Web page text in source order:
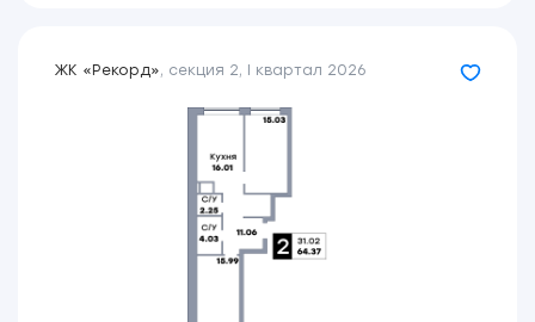
ЖК «Рекорд», секция 2, I квартал 2026